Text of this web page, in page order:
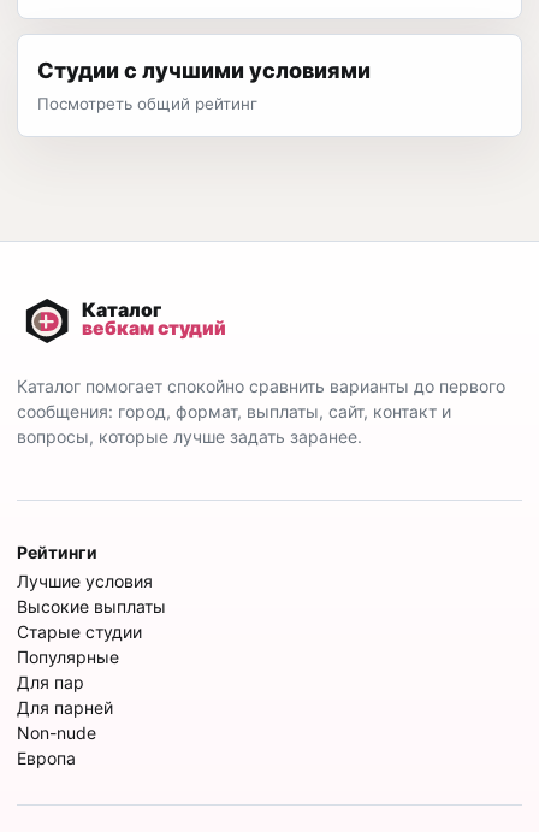
Студии с лучшими условиями
Посмотреть общий рейтинг
Каталог помогает спокойно сравнить варианты до первого
сообщения: город, формат, выплаты, сайт, контакт и
вопросы, которые лучше задать заранее.
Рейтинги
Лучшие условия
Высокие выплаты
Старые студии
Популярные
Для пар
Для парней
Non-nude
Европа